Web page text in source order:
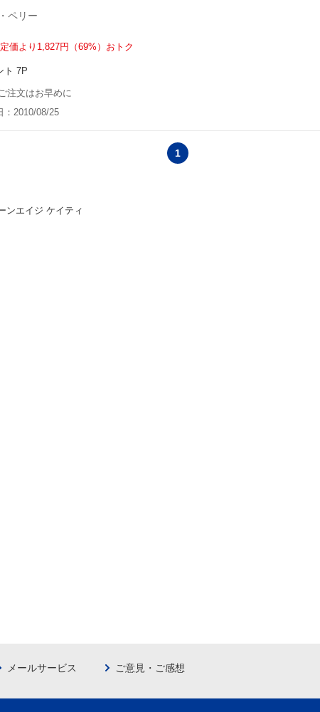
ペリー
定価より1,827円（69%）おトク
ト 7P
ご注文はお早めに
：2010/08/25
1
ンエイジ ケイティ
メールサービス ご意見・ご感想